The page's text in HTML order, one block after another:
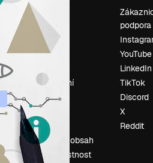
Ocenění
O nás
Recenze
Kariéra
vyhledávání
Události
Slidesgo
Prodávejte obsah
Tisková místnost
podpora
YouTube
LinkedIn
TikTok
Discord
X
Reddit